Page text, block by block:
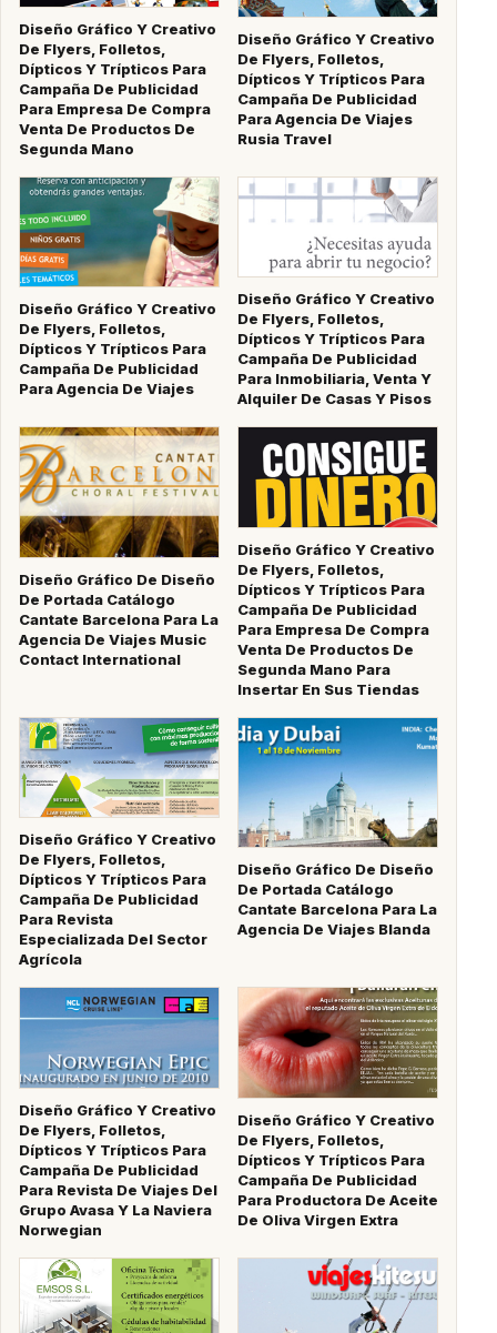
Diseño Gráfico Y Creativo
De Flyers, Folletos,
Dípticos Y Trípticos Para
Campaña De Publicidad
Para Empresa De Compra
Venta De Productos De
Segunda Mano
Diseño Gráfico Y Creativo
De Flyers, Folletos,
Dípticos Y Trípticos Para
Campaña De Publicidad
Para Agencia De Viajes
Rusia Travel
Diseño Gráfico Y Creativo
De Flyers, Folletos,
Dípticos Y Trípticos Para
Campaña De Publicidad
Para Agencia De Viajes
Diseño Gráfico Y Creativo
De Flyers, Folletos,
Dípticos Y Trípticos Para
Campaña De Publicidad
Para Inmobiliaria, Venta Y
Alquiler De Casas Y Pisos
Diseño Gráfico De Diseño
De Portada Catálogo
Cantate Barcelona Para La
Agencia De Viajes Music
Contact International
Diseño Gráfico Y Creativo
De Flyers, Folletos,
Dípticos Y Trípticos Para
Campaña De Publicidad
Para Empresa De Compra
Venta De Productos De
Segunda Mano Para
Insertar En Sus Tiendas
Diseño Gráfico Y Creativo
De Flyers, Folletos,
Dípticos Y Trípticos Para
Campaña De Publicidad
Para Revista
Especializada Del Sector
Agrícola
Diseño Gráfico De Diseño
De Portada Catálogo
Cantate Barcelona Para La
Agencia De Viajes Blanda
Diseño Gráfico Y Creativo
De Flyers, Folletos,
Dípticos Y Trípticos Para
Campaña De Publicidad
Para Revista De Viajes Del
Grupo Avasa Y La Naviera
Norwegian
Diseño Gráfico Y Creativo
De Flyers, Folletos,
Dípticos Y Trípticos Para
Campaña De Publicidad
Para Productora De Aceite
De Oliva Virgen Extra